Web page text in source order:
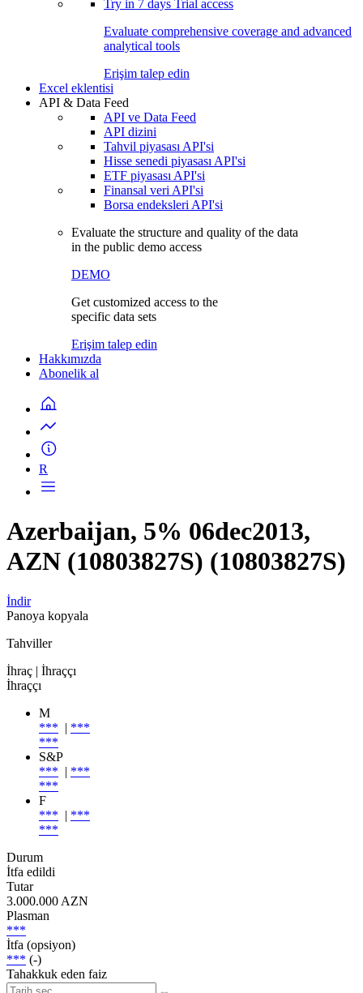
Try in 7 days Trial access
Evaluate comprehensive coverage and advanced
analytical tools
Erişim talep edin
Excel eklentisi
API & Data Feed
API ve Data Feed
API dizini
Tahvil piyasası API'si
Hisse senedi piyasası API'si
ETF piyasası API'si
Finansal veri API'si
Borsa endeksleri API'si
Evaluate the structure and quality of the data
in the public demo access
DEMO
Get customized access to the
specific data sets
Erişim talep edin
Hakkımızda
Abonelik al
R
Azerbaijan, 5% 06dec2013,
AZN (10803827S) (10803827S)
İndir
Panoya kopyala
Tahviller
İhraç | İhraççı
İhraççı
M
*** | ***
***
S&P
*** | ***
***
F
*** | ***
***
Durum
İtfa edildi
Tutar
3.000.000 AZN
Plasman
***
İtfa (opsiyon)
*** (-)
Tahakkuk eden faiz